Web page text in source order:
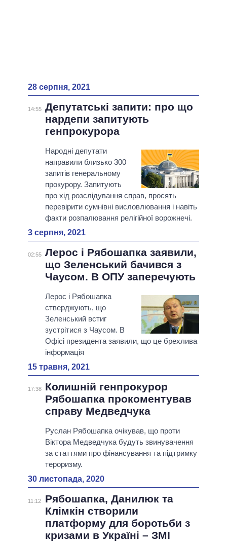
28 серпня, 2021
14:55 Депутатські запити: про що
нардепи запитують
генпрокурора
Народні депутати
направили близько 300
запитів генеральному
прокурору. Запитують
про хід розслідування справ, просять
перевірити сумнівні висловлювання і навіть
факти розпалювання релігійної ворожнечі.
3 серпня, 2021
02:55 Лерос і Рябошапка заявили,
що Зеленський бачився з
Чаусом. В ОПУ заперечують
Лерос і Рябошапка
стверджують, що
Зеленський встиг
зустрітися з Чаусом. В
Офісі президента заявили, що це брехлива
інформація
15 травня, 2021
17:38
Колишній генпрокурор
Рябошапка прокоментував
справу Медведчука
Руслан Рябошапка очікував, що проти
Віктора Медведчука будуть звинувачення
за статтями про фінансування та підтримку
тероризму.
30 листопада, 2020
11:12
Рябошапка, Данилюк та
Клімкін створили
платформу для боротьби з
кризами в Україні – ЗМІ